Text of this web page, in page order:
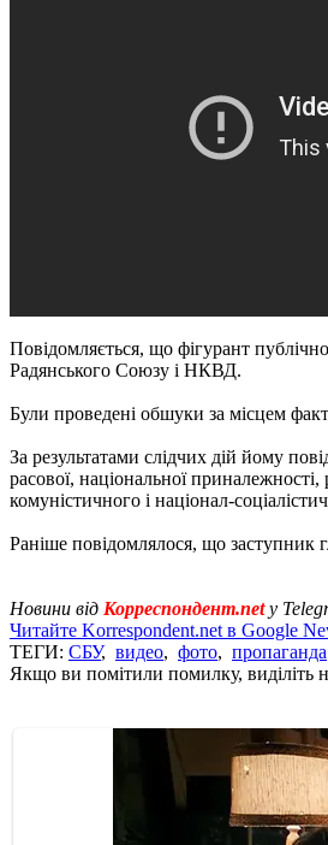
Повідомляється, що фігурант
Радянського Союзу і НКВД.
Були проведені обшуки за місцем
За результатами слідчих дій йому
расової, національної
комуністичного і націонал-
Раніше повідомлялося, що заступник
Новини від Корреспондент.netу
Читайте Korrespondent.net в Google
ТЕГИ: СБУ, видео, фото, пропаганда
Якщо ви помітили помилку, виділіть